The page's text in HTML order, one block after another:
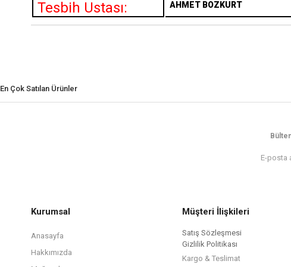
Tesbih Ustası: AHMET BOZKURT
En Çok Satılan Ürünler
Kurumsal
Anasayfa
Hakkımızda
Müşteri İlişkileri
Satış Sözleşmesi
Gizlilik Politikası
Kargo & Teslimat